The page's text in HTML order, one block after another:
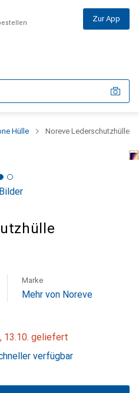
Zur App
Hülle Noreve Lederschutzhülle
Marke
Mehr von Noreve
13.10. geliefert
verfügbar